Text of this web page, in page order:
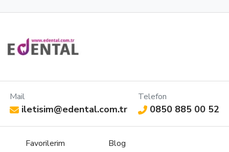
Mail
iletisim@edental.com.tr
Telefon
0850 885 00 52
Favorilerim
Blog